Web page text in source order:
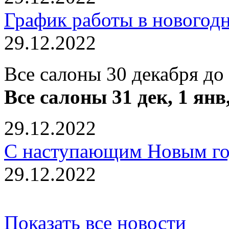
График работы в
29.12.2022
Все салоны 30 декабря
Все салоны 31 дек, 1
29.12.2022
С наступающим Новым
29.12.2022
Показать все новости